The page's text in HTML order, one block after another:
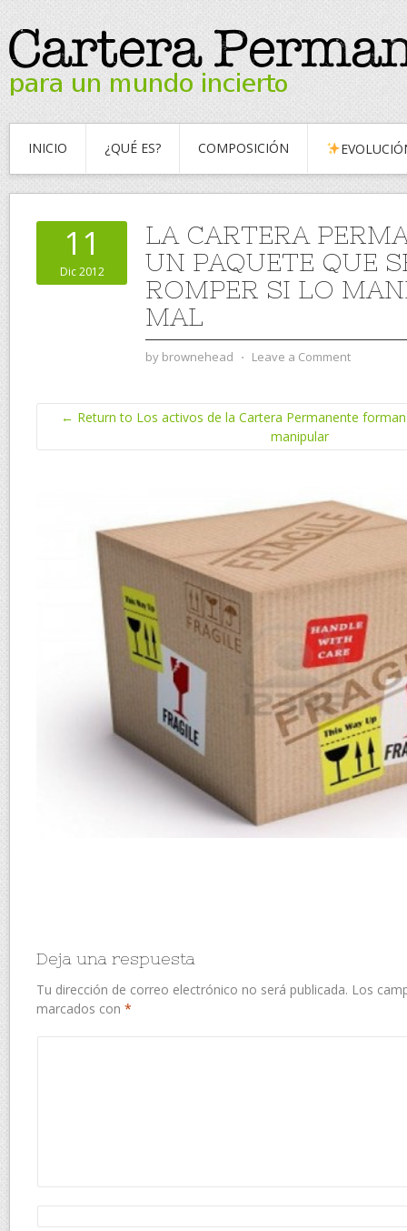
INICIO ¿QUÉ ES? COMPOSICIÓN
11
Dic 2012
LA CARTERA
UN PAQUETE QUE
ROMPER SI LO
MAL
by brownehead ⋅ Leave a Comment
← Return to Los activos de la Cartera Permanente
manipular
Deja una respuesta
Tu dirección de correo electrónico no será publicada. Los
marcados con *